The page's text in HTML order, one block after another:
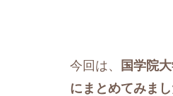
今回は、
国学院
にまとめてみまし